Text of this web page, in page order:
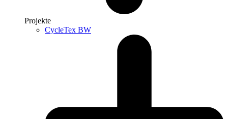
Projekte
CycleTex BW